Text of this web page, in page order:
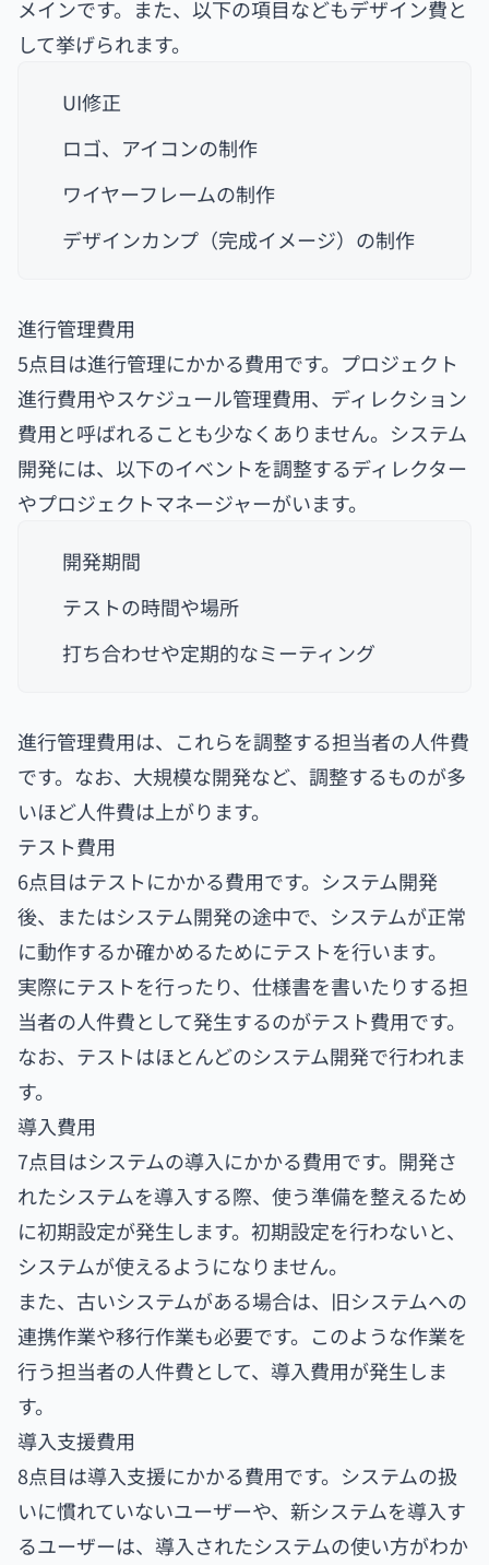
メインです。また、以下の項目などもデザイン費と
して挙げられます。
UI修正
ロゴ、アイコンの制作
ワイヤーフレームの制作
デザインカンプ（完成イメージ）の制作
進行管理費用
5点目は進行管理にかかる費用です。プロジェクト
進行費用やスケジュール管理費用、ディレクション
費用と呼ばれることも少なくありません。システム
開発には、以下のイベントを調整するディレクター
やプロジェクトマネージャーがいます。
開発期間
テストの時間や場所
打ち合わせや定期的なミーティング
進行管理費用は、これらを調整する担当者の人件費
です。なお、大規模な開発など、調整するものが多
いほど人件費は上がります。
テスト費用
6点目はテストにかかる費用です。システム開発
後、またはシステム開発の途中で、システムが正常
に動作するか確かめるためにテストを行います。
実際にテストを行ったり、仕様書を書いたりする担
当者の人件費として発生するのがテスト費用です。
なお、テストはほとんどのシステム開発で行われま
す。
導入費用
7点目はシステムの導入にかかる費用です。開発さ
れたシステムを導入する際、使う準備を整えるため
に初期設定が発生します。初期設定を行わないと、
システムが使えるようになりません。
また、古いシステムがある場合は、旧システムへの
連携作業や移行作業も必要です。このような作業を
行う担当者の人件費として、導入費用が発生しま
す。
導入支援費用
8点目は導入支援にかかる費用です。システムの扱
いに慣れていないユーザーや、新システムを導入す
るユーザーは、導入されたシステムの使い方がわか